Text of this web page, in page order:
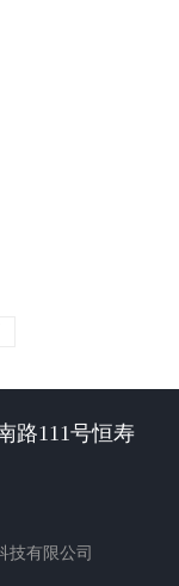
路111号恒寿
技有限公司